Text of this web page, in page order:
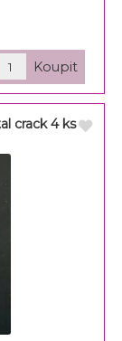
crack 4 ks